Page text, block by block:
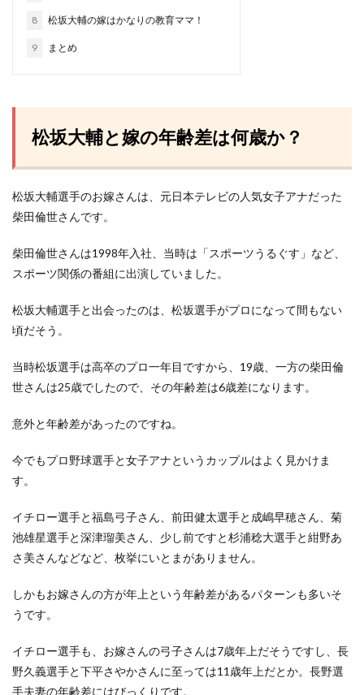
8 松坂大輔の嫁はかなりの教育ママ！
9 まとめ
松坂大輔と嫁の年齢差は何歳か？
松坂大輔選手のお嫁さんは、元日本テレビの人気女子アナだった
柴田倫世さんです。
柴田倫世さんは1998年入社、当時は「スポーツうるぐす」など、
スポーツ関係の番組に出演していました。
松坂大輔選手と出会ったのは、松坂選手がプロになって間もない
頃だそう。
当時松坂選手は高卒のプロ一年目ですから、19歳、一方の柴田倫
世さんは25歳でしたので、その年齢差は6歳差になります。
意外と年齢差があったのですね。
今でもプロ野球選手と女子アナというカップルはよく見かけま
す。
イチロー選手と福島弓子さん、前田健太選手と成嶋早穂さん、菊
池雄星選手と深津瑠美さん、少し前ですと杉浦稔大選手と紺野あ
さ美さんなどなど、枚挙にいとまがありません。
しかもお嫁さんの方が年上という年齢差があるパターンも多いそ
うです。
イチロー選手も、お嫁さんの弓子さんは7歳年上だそうですし、長
野久義選手と下平さやかさんに至っては11歳年上だとか。長野選
手夫妻の年齢差にはびっくりです。